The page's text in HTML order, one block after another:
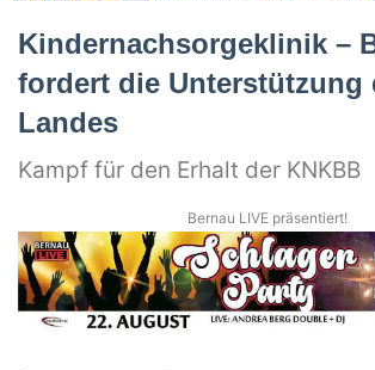
Kindernachsorgeklinik –
fordert die Unterstützung
Landes
Kampf für den Erhalt der KNKBB
Bernau LIVE präsentiert!